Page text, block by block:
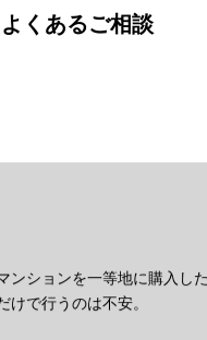
よくあるご相談
ンションを一等地に購入した
けで行うのは不安。